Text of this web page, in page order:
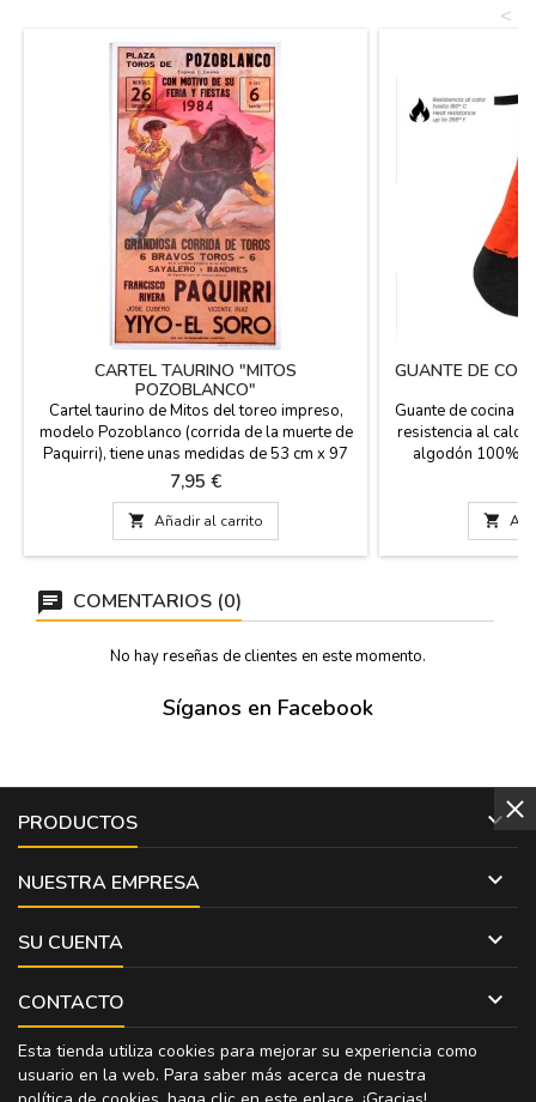
<
CARTEL TAURINO "MITOS
POZOBLANCO"
Cartel taurino de Mitos del toreo impreso,
modelo Pozoblanco (corrida de la muerte de
Paquirri), tiene unas medidas de 53 cm x 97
cm. y papel de 80 gms. Se envía en tubo de
cartón rígido para su protección y que viaje
sin dañarse. Ideal para decorar restaurantes,
casas, Peñas.
Precio
7,95 €
 Añadir al carrito
GUANTE DE
Guante de cocina
resistencia al calor
algodón 100%

COMENTARIOS (0)
No hay reseñas de clientes en este momento.
Síganos en Facebook
PRODUCTOS 
NUESTRA EMPRESA 
SU CUENTA 
CONTACTO 
Esta tienda utiliza cookies para mejorar su experiencia como
usuario en la web. Para saber más acerca de nuestra